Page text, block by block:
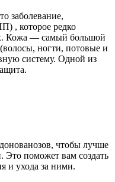
заболевание,
, которое редко
Кожа — самый большой
ногти, потовые и
систему. Одной из
чтобы лучше
Это поможет вам создать
и ухода за ними.